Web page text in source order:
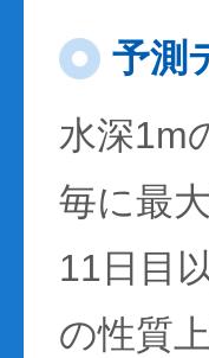
予測
水深1m
毎に最
11日目
の性質